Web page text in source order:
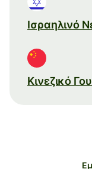
Ισραηλινό
Κινεζικό